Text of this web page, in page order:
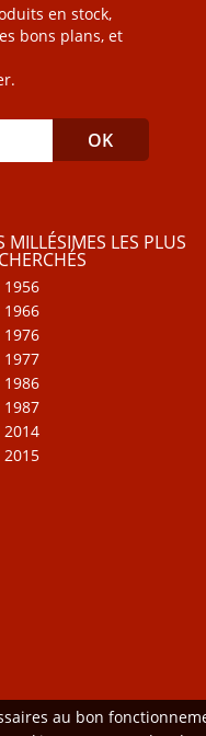
en stock,
bons plans, et
MILLÉSIMES LES PLUS
1956
1966
1976
1977
1986
1987
2014
2015
au bon